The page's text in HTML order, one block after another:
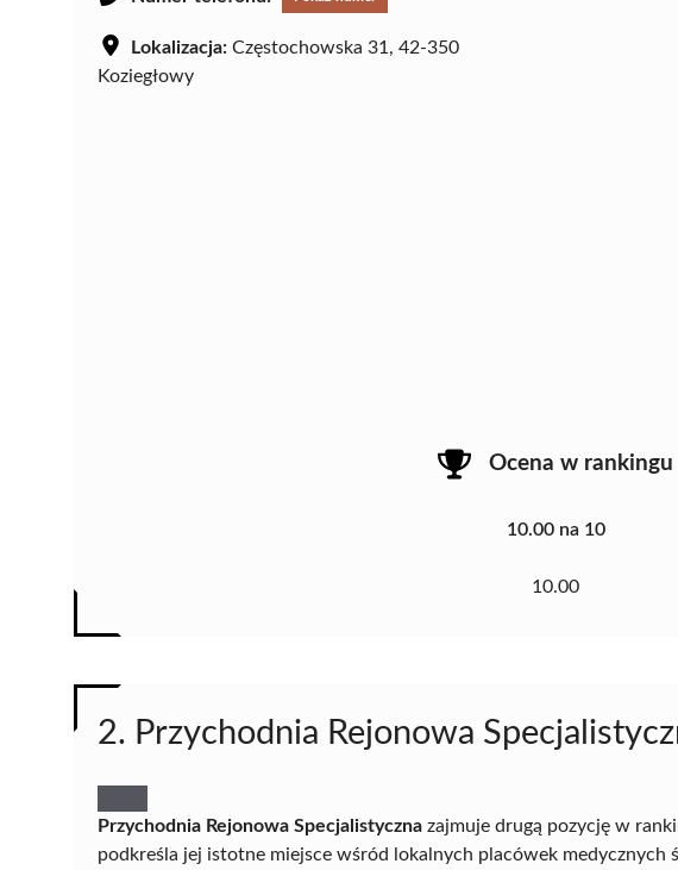
Lokalizacja: Częstochowska 31, 42-350
Koziegłowy
Ocena w rankingu
10.00 na 10
10.00
2. Przychodnia Rejonowa
Przychodnia Rejonowa Specjalistyczna zajmuje drugą pozycję w
podkreśla jej istotne miejsce wśród lokalnych placówek medycznych